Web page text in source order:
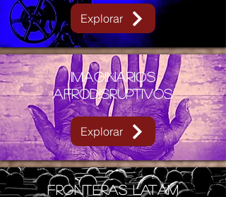
Explorar
Imaginarios
Afrodisruptivos
Explorar
Fronteras LATAM